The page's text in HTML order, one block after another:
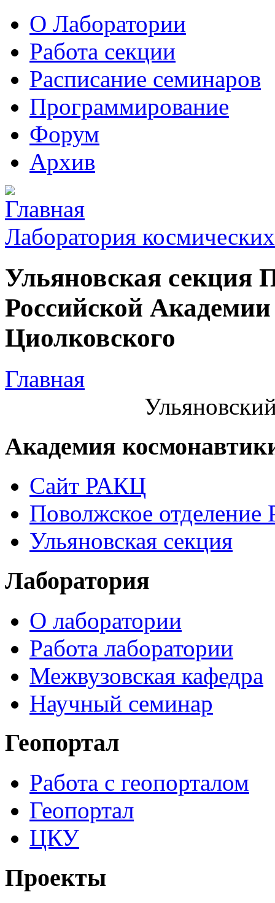
О Лаборатории
Работа секции
Расписание семинаров
Программирование
Форум
Архив
Лаборатория
Ульяновская секция
Российской
Циолковского
Главная
Академия
Сайт РАКЦ
Поволжское
Ульяновская секция
Лаборатория
О лаборатории
Работа лаборатории
Межвузовская кафедра
Научный семинар
Геопортал
Работа с геопорталом
Геопортал
ЦКУ
Проекты